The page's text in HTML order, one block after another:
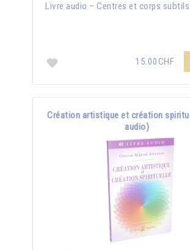
Livre audio – Centres et corps subtils
15.00CHF
Création artistique et création
audio)